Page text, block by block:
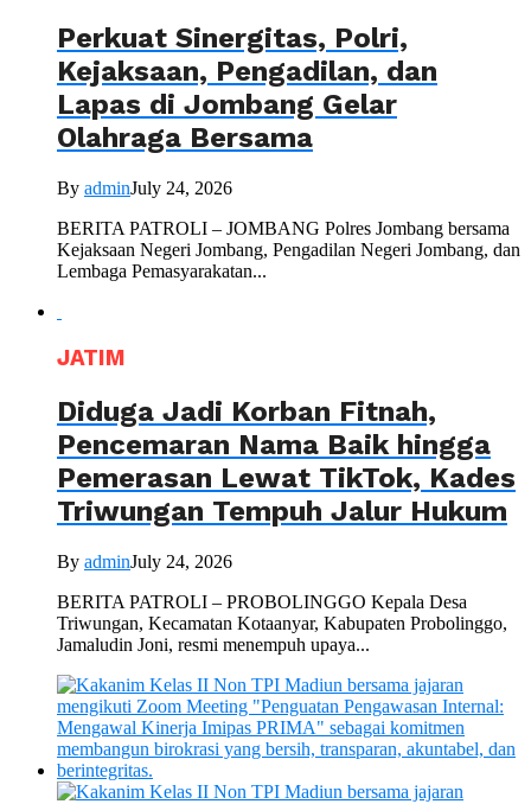
Perkuat Sinergitas, Polri,
Kejaksaan, Pengadilan, dan
Lapas di Jombang Gelar
Olahraga Bersama
By adminJuly 24, 2026
BERITA PATROLI – JOMBANG Polres Jombang bersama
Kejaksaan Negeri Jombang, Pengadilan Negeri Jombang, dan
Lembaga Pemasyarakatan...
JATIM
Diduga Jadi Korban Fitnah,
Pencemaran Nama Baik hingga
Pemerasan Lewat TikTok, Kades
Triwungan Tempuh Jalur Hukum
By adminJuly 24, 2026
BERITA PATROLI – PROBOLINGGO Kepala Desa
Triwungan, Kecamatan Kotaanyar, Kabupaten Probolinggo,
Jamaludin Joni, resmi menempuh upaya...